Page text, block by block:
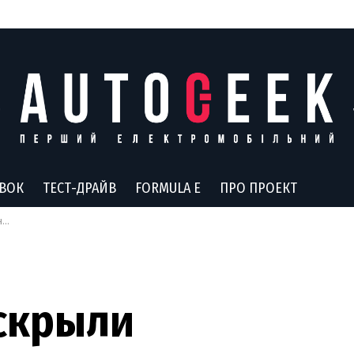
ТЕСТ-ДРАЙВ FORMULA E ПРО ПРОЕКТ